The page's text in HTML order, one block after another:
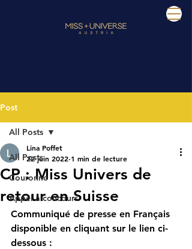
Post
All Posts
Couronne
Appel à concours
All Posts
CP : Miss Univers de
retour en Suisse
Lina Poffet
22 juin 2022 1 min de lecture
Communiqué de presse en Français
disponible en cliquant sur le lien ci-
dessous :